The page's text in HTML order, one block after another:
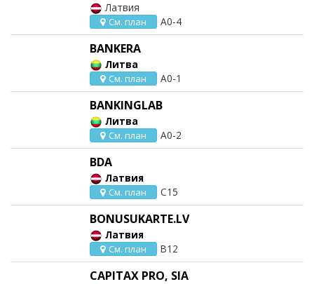
Латвия
См. план A0-4
BANKERA
Литва
См. план A0-1
BANKINGLAB
Литва
См. план A0-2
BDA
Латвия
См. план C15
BONUSUKARTE.LV
Латвия
См. план B12
CAPITAX PRO, SIA